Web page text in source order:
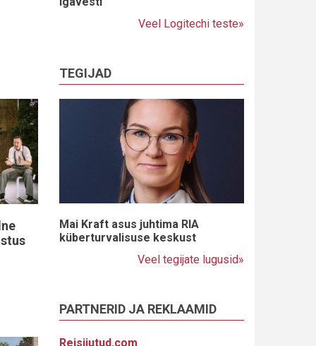
Veel Logitechi teste»
TEGIJAD
Mai Kraft asus juhtima RIA
küberturvalisuse keskust
Veel tegijate lugusid»
PARTNERID JA REKLAAMID
Reisijutud.com